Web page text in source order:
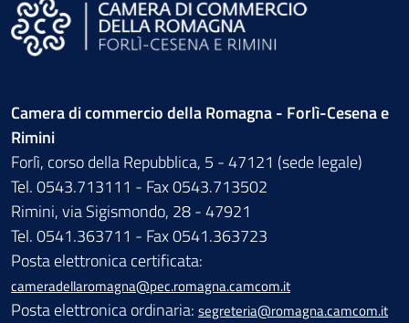
Camera di commercio della Romagna - Forlì-Cesena e
Rimini
Forlì, corso della Repubblica, 5 - 47121 (sede legale)
Tel. 0543.713111 - Fax 0543.713502
Rimini, via Sigismondo, 28 - 47921
Tel. 0541.363711 - Fax 0541.363723
Posta elettronica certificata:
cameradellaromagna@pec.romagna.camcom.it
Posta elettronica ordinaria: segreteria@romagna.camcom.it